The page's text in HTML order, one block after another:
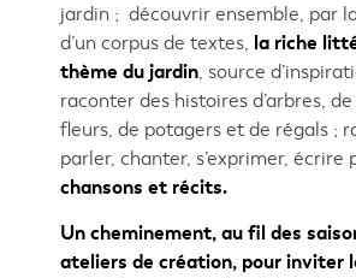
jardin ; découvrir ensemble, par
d’un corpus de textes, la riche
thème du jardin, source
raconter des histoires d’arbres,
fleurs, de potagers et de régals ;
parler, chanter, s’exprimer, écrire
chansons et récits.
Un cheminement, au fil des
ateliers de création, pour inviter